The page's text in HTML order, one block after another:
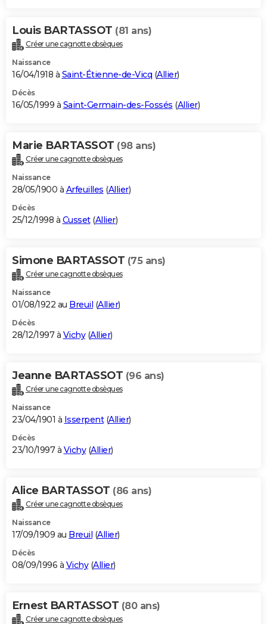
Louis BARTASSOT (81 ans)
Créer une cagnotte obsèques
Naissance
16/04/1918 à Saint-Étienne-de-Vicq (Allier)
Décès
16/05/1999 à Saint-Germain-des-Fossés (Allier)
Marie BARTASSOT (98 ans)
Créer une cagnotte obsèques
Naissance
28/05/1900 à Arfeuilles (Allier)
Décès
25/12/1998 à Cusset(Allier)
Simone BARTASSOT (75 ans)
Créer une cagnotte obsèques
Naissance
01/08/1922 au Breuil (Allier)
Décès
28/12/1997 à Vichy(Allier)
Jeanne BARTASSOT (96 ans)
Créer une cagnotte obsèques
Naissance
23/04/1901 à Isserpent(Allier)
Décès
23/10/1997 à Vichy(Allier)
Alice BARTASSOT (86 ans)
Créer une cagnotte obsèques
Naissance
17/09/1909 au Breuil (Allier)
Décès
08/09/1996 à Vichy(Allier)
Ernest BARTASSOT (80 ans)
Créer une cagnotte obsèques